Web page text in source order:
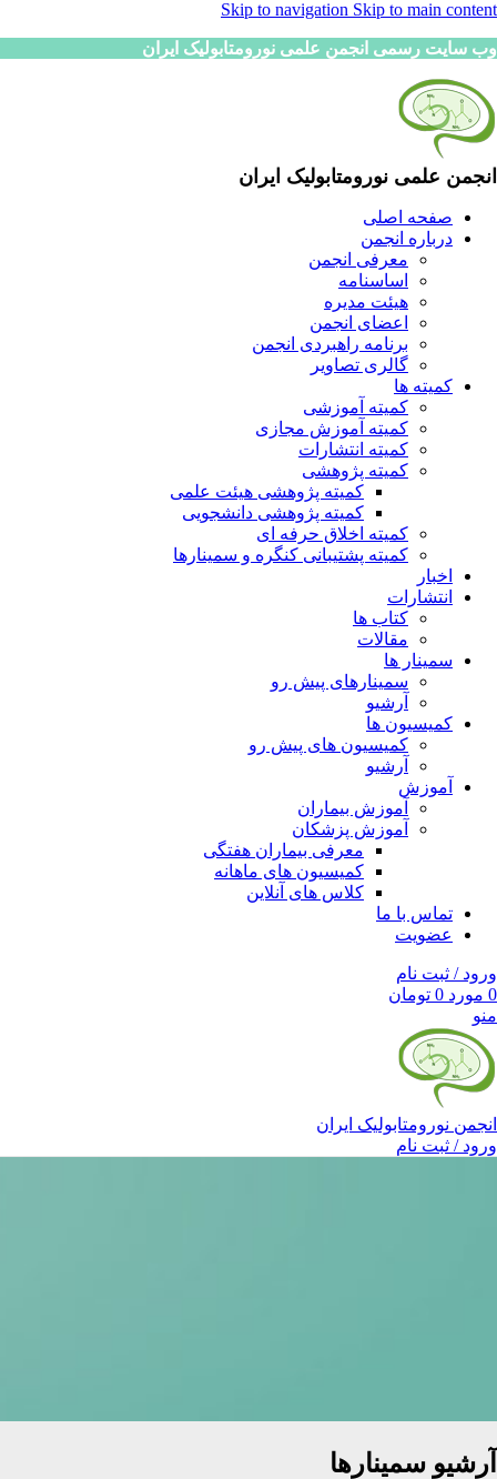
Skip to navigation Skip to main content
وب سایت رسمی انجمن علمی نورومتابولیک ایران
انجمن علمی نورومتابولیک ایران
صفحه اصلی
درباره انجمن
معرفی انجمن
اساسنامه
هیئت مدیره
اعضای انجمن
برنامه راهبردی انجمن
گالری تصاویر
کمیته ها
کمیته آموزشی
کمیته آموزش مجازی
کمیته انتشارات
کمیته پژوهشی
کمیته پژوهشی هیئت علمی
کمیته پژوهشی دانشجویی
کمیته اخلاق حرفه ای
کمیته پشتیبانی کنگره و سمینارها
اخبار
انتشارات
کتاب ها
مقالات
سمینار ها
سمینارهای پیش رو
آرشیو
کمیسیون ها
کمیسیون های پیش رو
آرشیو
آموزش
آموزش بیماران
آموزش پزشکان
معرفی بیماران هفتگی
کمیسیون های ماهانه
کلاس های آنلاین
تماس با ما
عضویت
ورود / ثبت نام
0 مورد 0 تومان
منو
انجمن نورومتابولیک ایران
ورود / ثبت نام
آرشیو سمینارها